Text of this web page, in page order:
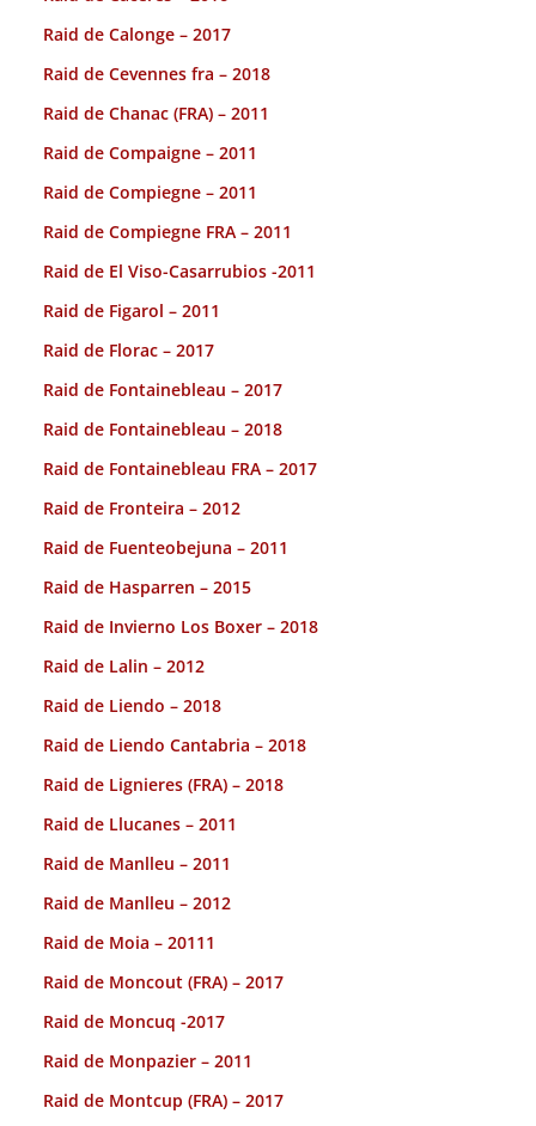
Raid de Calonge – 2017
Raid de Cevennes fra – 2018
Raid de Chanac (FRA) – 2011
Raid de Compaigne – 2011
Raid de Compiegne – 2011
Raid de Compiegne FRA – 2011
Raid de El Viso-Casarrubios -2011
Raid de Figarol – 2011
Raid de Florac – 2017
Raid de Fontainebleau – 2017
Raid de Fontainebleau – 2018
Raid de Fontainebleau FRA – 2017
Raid de Fronteira – 2012
Raid de Fuenteobejuna – 2011
Raid de Hasparren – 2015
Raid de Invierno Los Boxer – 2018
Raid de Lalin – 2012
Raid de Liendo – 2018
Raid de Liendo Cantabria – 2018
Raid de Lignieres (FRA) – 2018
Raid de Llucanes – 2011
Raid de Manlleu – 2011
Raid de Manlleu – 2012
Raid de Moia – 20111
Raid de Moncout (FRA) – 2017
Raid de Moncuq -2017
Raid de Monpazier – 2011
Raid de Montcup (FRA) – 2017